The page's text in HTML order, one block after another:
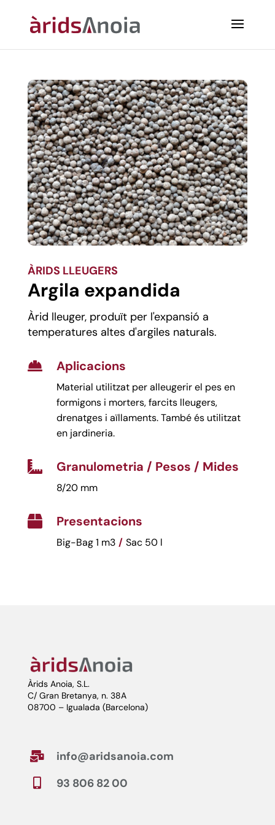
ÀRIDS LLEUGERS
Argila expandida
Àrid lleuger, produït per l'expansió a
temperatures altes d'argiles naturals.
 Aplicacions
Material utilitzat per alleugerir el pes en
formigons i morters, farcits lleugers,
drenatges i aïllaments. També és utilitzat
en jardineria.
 Granulometria / Pesos / Mides
8/20 mm
 Presentacions
Big-Bag 1 m3 / Sac 50 l
Àrids Anoia, S.L.
C/ Gran Bretanya, n. 38A
08700 – Igualada (Barcelona)
 info@aridsanoia.com
 93 806 82 00